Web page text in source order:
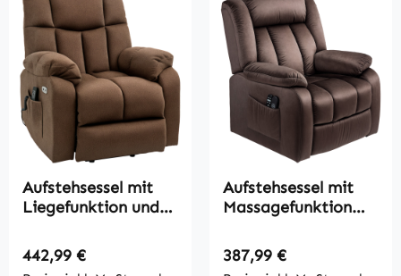
Aufstehsessel mit
Liegefunktion und
95 x 107 cm, Braun
Regulärer Preis:
442,99 €
Aufstehsessel mit
Massagefunktion
Recliner-Sessel mit
Fernbedienungen
Regulärer Preis:
387,99 €